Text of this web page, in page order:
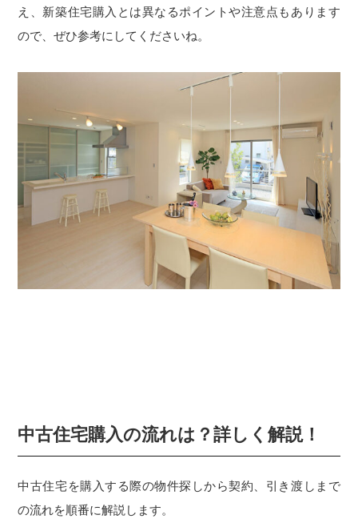
え、新築住宅購入とは異なるポイントや注意点もあります
ので、ぜひ参考にしてくださいね。
中古住宅購入の流れは？詳しく解説！
中古住宅を購入する際の物件探しから契約、引き渡しまで
の流れを順番に解説します。